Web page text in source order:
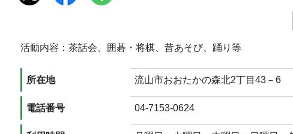
活動内容：茶話会、囲碁・将棋、昔あそび、踊り等
所在地 流山市おおたかの森北2丁目43－6
電話番号 04-7153-0624